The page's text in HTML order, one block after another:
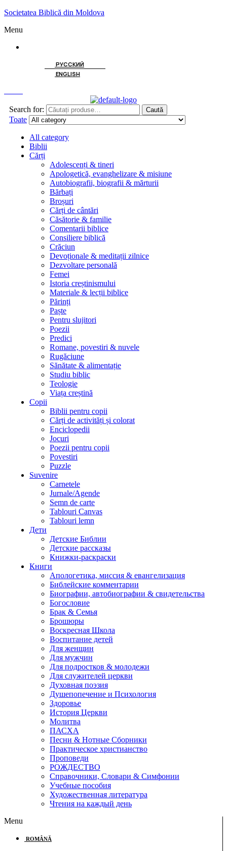
Societatea Biblică din Moldova
Menu
РУССКИЙ
ENGLISH
Search for: Caută
Toate
All category
Biblii
Cărți
Adolescenți & tineri
Apologetică, evanghelizare & misiune
Autobiografii, biografii & mărturii
Bărbați
Broșuri
Cărți de cântări
Căsătorie & familie
Comentarii biblice
Consiliere biblică
Crăciun
Devoționale & meditații zilnice
Dezvoltare personală
Femei
Istoria creștinismului
Materiale & lecții biblice
Părinți
Paște
Pentru slujitori
Poezii
Predici
Romane, povestiri & nuvele
Rugăciune
Sănătate & alimentație
Studiu biblic
Teologie
Viața creștină
Copii
Biblii pentru copii
Cărți de activități și colorat
Enciclopedii
Jocuri
Poezii pentru copii
Povestiri
Puzzle
Suvenire
Carnetele
Jurnale/Agende
Semn de carte
Tablouri Canvas
Tablouri lemn
Дети
Детские Библии
Детские рассказы
Книжки-раскраски
Книги
Апологетика, миссия & евангелизация
Библейские комментарии
Биографии, автобиографии & свидетельства
Богословие
Брак & Семья
Брошюры
Воскресная Школа
Воспитание детей
Для женщин
Для мужчин
Для подростков & молодежи
Для служителей церкви
Духовная поэзия
Душепопечение и Психология
Здоровье
История Церкви
Молитва
ПАСХА
Песни & Нотные Сборники
Практическое христианство
Проповеди
РОЖДЕСТВО
Справочники, Словари & Симфонии
Учебные пособия
Художественная литература
Чтения на каждый день
Menu
ROMÂNĂ